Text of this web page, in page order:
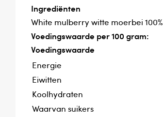
Ingrediënten
White mulberry witte moerbei 100%
Voedingswaarde
Voedingswaarde per 100 gram:
Energie
Eiwitten
Koolhydraten
Waarvan suikers